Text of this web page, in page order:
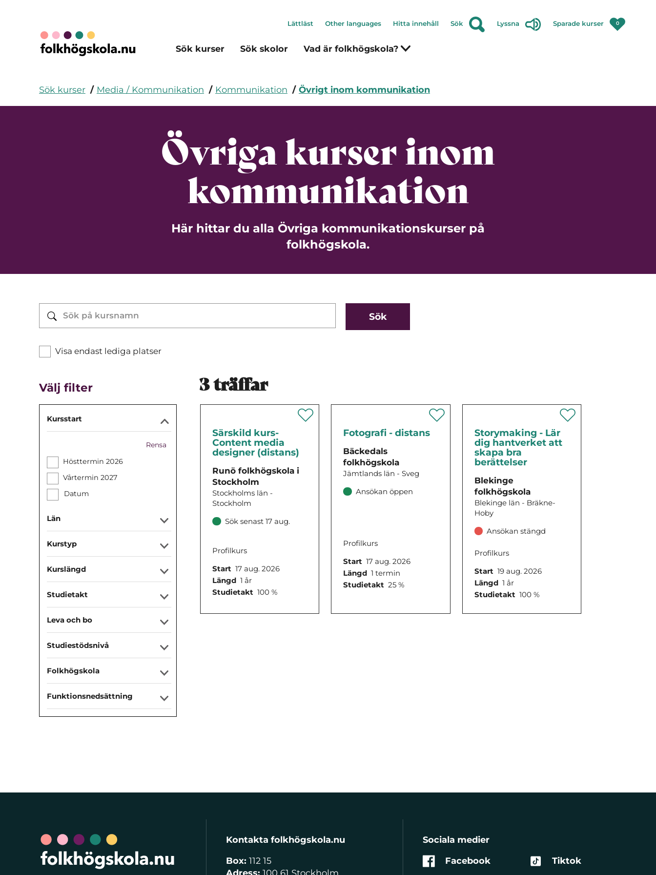
Sök kurser Sök skolor Vad är folkhögskola?
Lättläst Other languages Hitta innehåll Sök Lyssna Sparade kurser 0
Sök kurser Media / Kommunikation Kommunikation Övrigt inom kommunikation
Övriga kurser inom
kommunikation
Här hittar du alla Övriga kommunikationskurser på
folkhögskola.
Visa endast lediga platser
Välj filter 3träffar
Kursstart
Rensa
Hösttermin 2026
Vårtermin 2027
Datum
Län
Kurstyp
Kurslängd
Studietakt
Leva och bo
Studiestödsnivå
Folkhögskola
Funktionsnedsättning
Särskild kurs-
Content media
designer (distans)
Runö folkhögskola i
Stockholm
Stockholms län -
Stockholm
Sök senast 17 aug.
Profilkurs
Start 17 aug. 2026
Längd 1 år
Studietakt 100 %
Fotografi - distans
Bäckedals
folkhögskola
Jämtlands län - Sveg
Ansökan öppen
Profilkurs
Start 17 aug. 2026
Längd 1 termin
Studietakt 25 %
Storymaking - Lär
dig hantverket att
skapa bra
berättelser
Blekinge
folkhögskola
Blekinge län - Bräkne-
Hoby
Ansökan stängd
Profilkurs
Start 19 aug. 2026
Längd 1 år
Studietakt 100 %
Kontakta folkhögskola.nu
Box:112 15
Sociala medier
Facebook
Tiktok